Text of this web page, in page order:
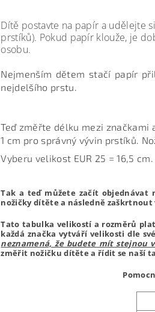
Dítě postavte na papír a udělejte
prstíků). Pokud papír klouže, je
osobu.
Nejmenším dětem stačí papír
nejdelšího prstu.
Teď změřte délku mezi
1 cm pro správný vývin prstíků.
Vyberu velikost EUR 25 = 16,5 cm.
Tak a teď můžete začít objednávat
nožičky dítěte a následně zaškrtnout
Tato tabulka velikostí a rozměrů
každá značka vytváří velikosti dle
neznamená, že budete mít stejnou
změřit nožičku dítěte a řídit se naší